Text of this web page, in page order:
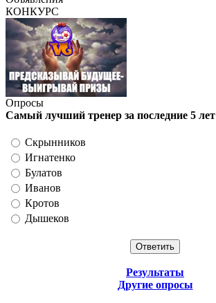
КОНКУРС
Опросы
Самый лучший тренер за последние 5 лет
Скрынников
Игнатенко
Булатов
Иванов
Кротов
Дышеков
Результаты
Другие опросы